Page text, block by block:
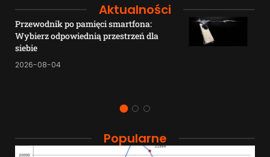
Aktualności
Przewodnik po pamięci smartfona:
Wybierz odpowiednią przestrzeń dla
siebie
2026-08-04
Popularne